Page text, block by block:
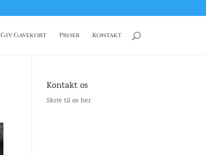
Giv Gavekort Priser Kontakt
Kontakt os
Skriv til os her